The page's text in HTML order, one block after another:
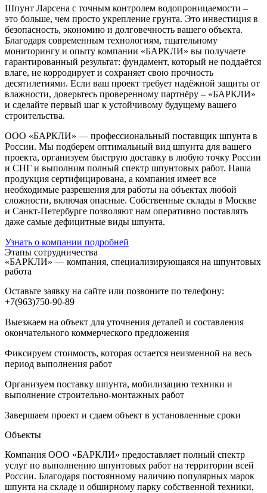
Шпунт Ларсена с точным контролем водопроницаемости –
это больше, чем просто укрепление грунта. Это инвестиция в
безопасность, экономию и долговечность вашего объекта.
Благодаря современным технологиям, тщательному
мониторингу и опыту компании «БАРКЛИ» вы получаете
гарантированный результат: фундамент, который не поддаётся
влаге, не корродирует и сохраняет свою прочность
десятилетиями. Если ваш проект требует надёжной защиты от
влажности, доверьтесь проверенному партнёру – «БАРКЛИ»
и сделайте первый шаг к устойчивому будущему вашего
строительства.
ООО «БАРКЛИ» — профессиональный поставщик шпунта в
России. Мы подберем оптимальный вид шпунта для вашего
проекта, организуем быструю доставку в любую точку России
и СНГ и выполним полный спектр шпунтовых работ. Наша
продукция сертифицирована, а компания имеет все
необходимые разрешения для работы на объектах любой
сложности, включая опасные. Собственные склады в Москве
и Санкт-Петербурге позволяют нам оперативно поставлять
даже самые дефицитные виды шпунта.
Узнать о компании подробней
Этапы сотрудничества
«БАРКЛИ» — компания, специализирующаяся на шпунтовых
работа
Оставьте заявку на сайте или позвоните по телефону:
+7(963)750-90-89
Выезжаем на объект для уточнения деталей и составления
окончательного коммерческого предложения
Фиксируем стоимость, которая остается неизменной на весь
период выполнения работ
Организуем поставку шпунта, мобилизацию техники и
выполнение строительно-монтажных работ
Завершаем проект и сдаем объект в установленные сроки
Объекты
Компания ООО «БАРКЛИ» предоставляет полный спектр
услуг по выполнению шпунтовых работ на территории всей
России. Благодаря постоянному наличию популярных марок
шпунта на складе и обширному парку собственной техники,